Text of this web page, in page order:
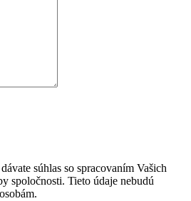
súhlas so spracovaním Vašich
spoločnosti. Tieto údaje nebudú